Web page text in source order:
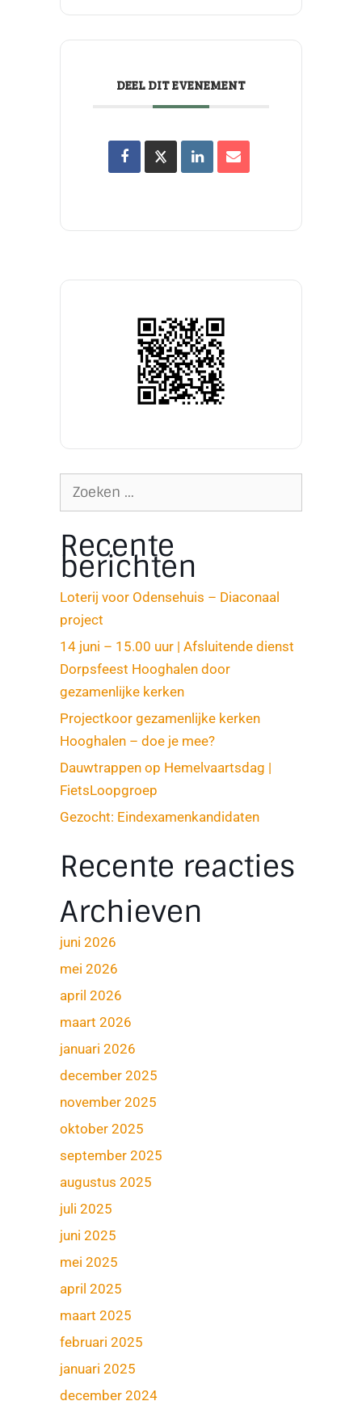
DEEL DIT EVENEMENT
Recente
berichten
Loterij voor Odensehuis – Diaconaal
project
14 juni – 15.00 uur | Afsluitende dienst
Dorpsfeest Hooghalen door
gezamenlijke kerken
Projectkoor gezamenlijke kerken
Hooghalen – doe je mee?
Dauwtrappen op Hemelvaartsdag |
FietsLoopgroep
Gezocht: Eindexamenkandidaten
Recente reacties
Archieven
juni 2026
mei 2026
april 2026
maart 2026
januari 2026
december 2025
november 2025
oktober 2025
september 2025
augustus 2025
juli 2025
juni 2025
mei 2025
april 2025
maart 2025
februari 2025
januari 2025
december 2024